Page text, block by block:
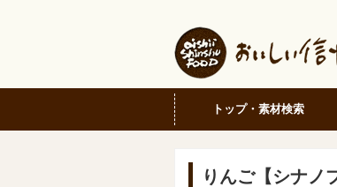
トップ・素材検索
りんご【シナノ